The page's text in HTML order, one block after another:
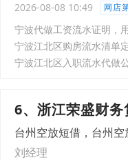
2026-08-08 10:49 网店
宁波代做工资流水证明，
宁波江北区购房流水清单
宁波江北区入职流水代做
6、浙江荣盛财务
台州空放短借，台州
刘经理